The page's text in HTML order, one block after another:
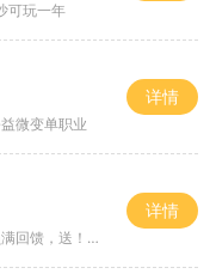
可玩一年
微变单职业
详情
送！5天拿沙长
详情